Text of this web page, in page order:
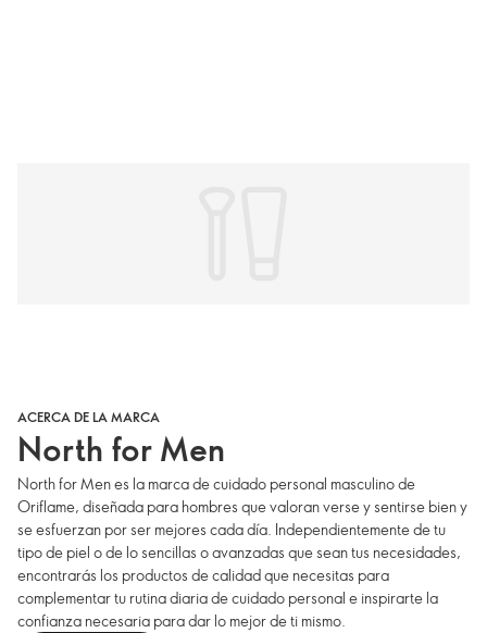
ACERCA DE LA MARCA
North for Men
North for Men es la marca de cuidado personal masculino de
Oriflame, diseñada para hombres que valoran verse y sentirse bien y
se esfuerzan por ser mejores cada día. Independientemente de tu
tipo de piel o de lo sencillas o avanzadas que sean tus necesidades,
encontrarás los productos de calidad que necesitas para
complementar tu rutina diaria de cuidado personal e inspirarte la
confianza necesaria para dar lo mejor de ti mismo.